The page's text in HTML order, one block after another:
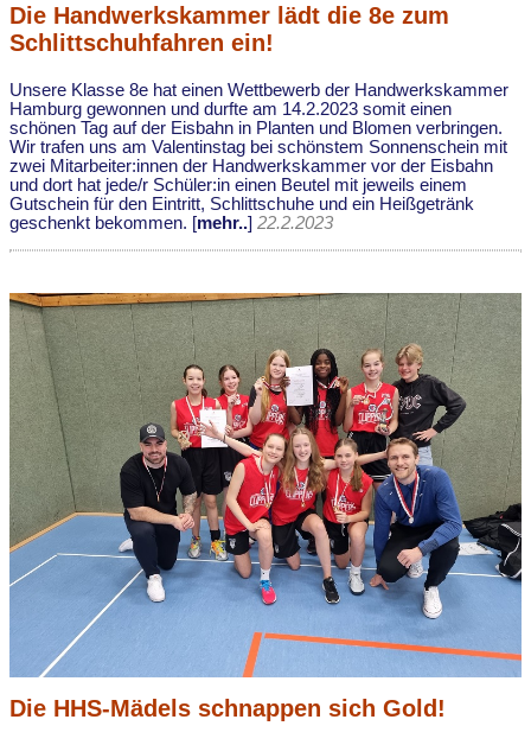
Die Handwerkskammer lädt die 8e zum
Schlittschuhfahren ein!
Unsere Klasse 8e hat einen Wettbewerb der Handwerkskammer
Hamburg gewonnen und durfte am 14.2.2023 somit einen
schönen Tag auf der Eisbahn in Planten und Blomen verbringen.
Wir trafen uns am Valentinstag bei schönstem Sonnenschein mit
zwei Mitarbeiter:innen der Handwerkskammer vor der Eisbahn
und dort hat jede/r Schüler:in einen Beutel mit jeweils einem
Gutschein für den Eintritt, Schlittschuhe und ein Heißgetränk
geschenkt bekommen. [mehr..] 22.2.2023
Die HHS-Mädels schnappen sich Gold!